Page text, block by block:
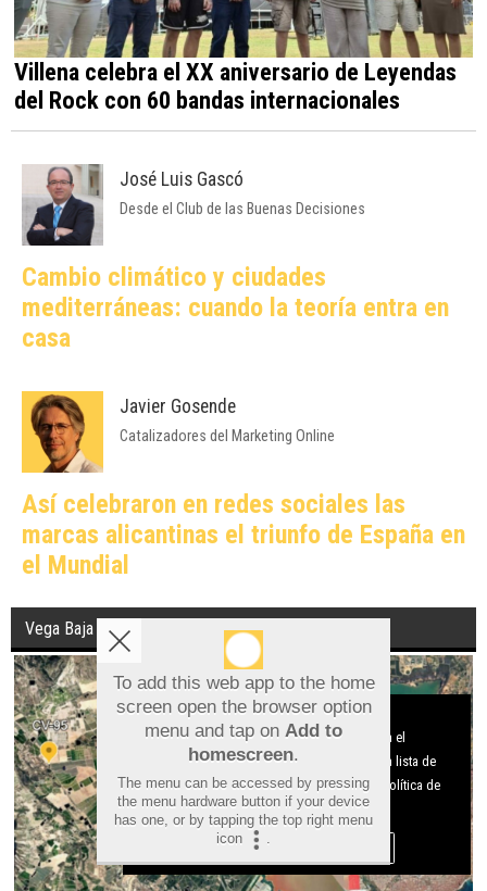
Villena celebra el XX aniversario de Leyendas
del Rock con 60 bandas internacionales
José Luis Gascó
Desde el Club de las Buenas Decisiones
Cambio climático y ciudades
mediterráneas: cuando la teoría entra en
casa
Javier Gosende
Catalizadores del Marketing Online
Así celebraron en redes sociales las
marcas alicantinas el triunfo de España en
el Mundial
Vega Baja
To add this web app to the home
screen open the browser option
menu and tap on Add to
homescreen.
The menu can be accessed by pressing
the menu hardware button if your device
has one, or by tapping the top right menu
icon
.
Aviso sobre el Uso de cookies:
Utilizamos cookies nuestras y de terceros para el
funcionamiento del digital. Puedes consultar la lista de
cookies y como desconectarlas. Ver nuestra Política de
Privacidad y Cookies
Aceptar Cookies